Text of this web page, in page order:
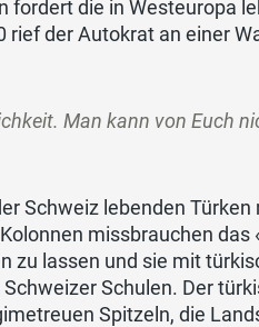
die in Westeuropa
der Autokrat an einer
Man kann von Euch
Schweiz lebenden
missbrauchen das
zu lassen und sie mit
Schulen. Der
Spitzeln, die